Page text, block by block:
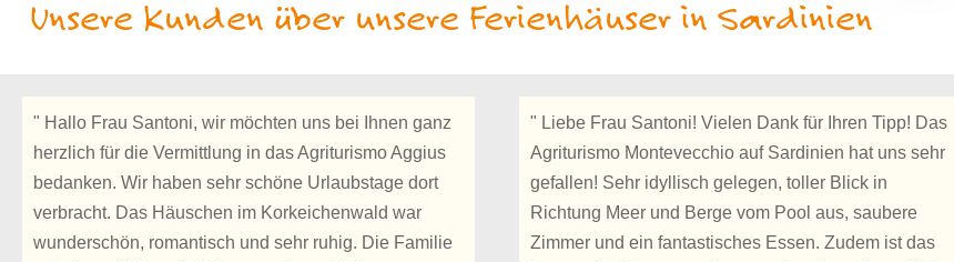
Unsere Kunden über unsere Ferienhäuser in Sardinien
" Hallo Frau Santoni, wir möchten uns bei Ihnen ganz
herzlich für die Vermittlung in das Agriturismo Aggius
bedanken. Wir haben sehr schöne Urlaubstage dort
verbracht. Das Häuschen im Korkeichenwald war
wunderschön, romantisch und sehr ruhig. Die Familie
" Liebe Frau Santoni! Vielen Dank für Ihren Tipp! Das
Agriturismo Montevecchio auf Sardinien hat uns sehr
gefallen! Sehr idyllisch gelegen, toller Blick in
Richtung Meer und Berge vom Pool aus, saubere
Zimmer und ein fantastisches Essen. Zudem ist das